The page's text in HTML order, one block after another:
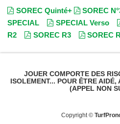
SOREC Quinté+ SOREC
SPECIAL
SPECIAL Verso
R2
SOREC R3 SOREC
JOUER COMPORTE DES
ISOLEMENT... POUR ÊTRE
(APPEL NON
Copyright ©